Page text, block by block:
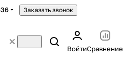
Заказать звонок
ВойтиСравнение